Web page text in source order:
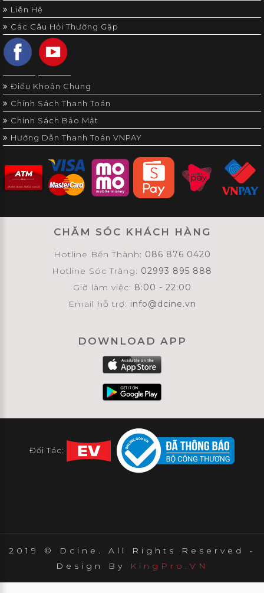
Liên Hệ
Các Câu Hỏi Thường Gặp
Điều Khoản Chung
Chính Sách Thanh Toán
Chính Sách Bảo Mật
Hướng Dẫn Thanh Toán VNPAY
CHĂM SÓC KHÁCH HÀNG
Hotline Bến Thành: 086 876 0420
Hotline Sóc Trăng: 02993 895 888
Giờ làm việc: 8:00 - 22:00
Email hỗ trợ: info@dcine.vn
DOWNLOAD APP
Đối Tác:
2019 © Dcine. All Rights Reserved -
Design By
KingPro.VN